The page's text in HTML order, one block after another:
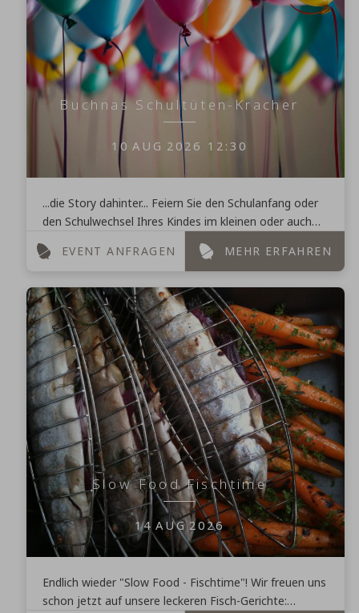
Buchnas Schultüten-Kracher
10 AUG 2026 12:30
...die Story dahinter... Feiern Sie den Schulanfang oder
den Schulwechsel Ihres Kindes im kleinen oder auch
...
EVENT ANFRAGEN MEHR ERFAHREN
Slow Food Fischtime
14 AUG 2026
Endlich wieder "Slow Food - Fischtime"! Wir freuen uns
schon jetzt auf unsere leckeren Fisch-Gerichte: